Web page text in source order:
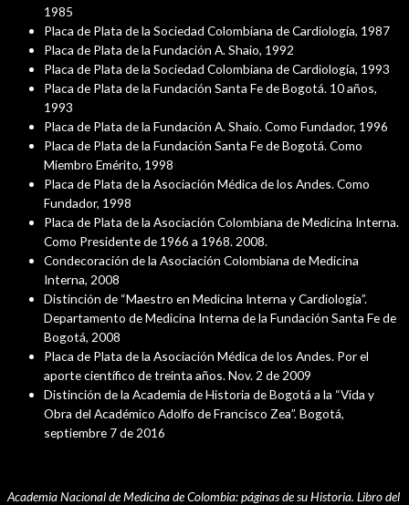
1985
Placa de Plata de la Sociedad Colombiana de Cardiología, 1987
Placa de Plata de la Fundación A. Shaio, 1992
Placa de Plata de la Sociedad Colombiana de Cardiología, 1993
Placa de Plata de la Fundación Santa Fe de Bogotá. 10 años,
1993
Placa de Plata de la Fundación A. Shaio. Como Fundador, 1996
Placa de Plata de la Fundación Santa Fe de Bogotá. Como
Miembro Emérito, 1998
Placa de Plata de la Asociación Médica de los Andes. Como
Fundador, 1998
Placa de Plata de la Asociación Colombiana de Medicina Interna.
Como Presidente de 1966 a 1968. 2008.
Condecoración de la Asociación Colombiana de Medicina
Interna, 2008
Distinción de “Maestro en Medicina Interna y Cardiología”.
Departamento de Medicina Interna de la Fundación Santa Fe de
Bogotá, 2008
Placa de Plata de la Asociación Médica de los Andes. Por el
aporte científico de treinta años. Nov. 2 de 2009
Distinción de la Academia de Historia de Bogotá a la “Vida y
Obra del Académico Adolfo de Francisco Zea”. Bogotá,
septiembre 7 de 2016
Academia Nacional de Medicina de Colombia:páginas de su Historia. Libro del